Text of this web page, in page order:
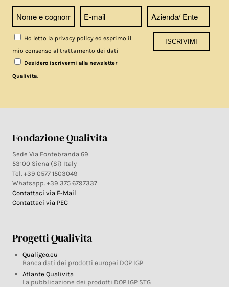
Ho letto la privacy policy ed esprimo il
mio consenso al trattamento dei dati
Desidero iscrivermi alla newsletter
Qualivita.
Fondazione Qualivita
Sede Via Fontebranda 69
53100 Siena (Si) Italy
Tel. +39 0577 1503049
Whatsapp. +39 375 6797337
Contattaci via E-Mail
Contattaci via PEC
Progetti Qualivita
Qualigeo.eu
Banca dati dei prodotti europei DOP IGP
Atlante Qualivita
La pubblicazione dei prodotti DOP IGP STG